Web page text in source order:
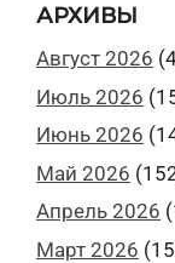
АРХИВЫ
Август 2026
Июль 2026
Июнь 2026
Май 2026
Апрель 2026
Март 2026